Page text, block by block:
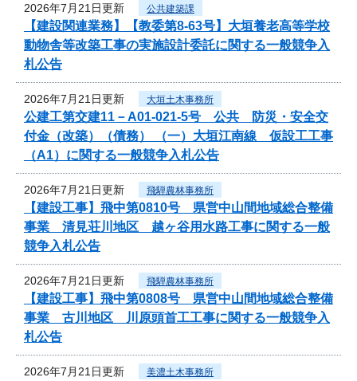
2026年7月21日更新 公共建築課
【建設関連業務】【教委第8-63号】大垣養老高等学校
動物舎等改築工事の実施設計委託に関する一般競争入
札公告
2026年7月21日更新 大垣土木事務所
公建工第交建11－A01-021-5号 公共 防災・安全交
付金（改築）（債務） （一）大垣江南線 仮設工工事
（A1）に関する一般競争入札公告
2026年7月21日更新 飛騨農林事務所
【建設工事】飛中第0810号 県営中山間地域総合整備
事業 清見荘川地区 越ヶ谷用水路工事に関する一般
競争入札公告
2026年7月21日更新 飛騨農林事務所
【建設工事】飛中第0808号 県営中山間地域総合整備
事業 古川地区 川原頭首工工事に関する一般競争入
札公告
2026年7月21日更新 美濃土木事務所